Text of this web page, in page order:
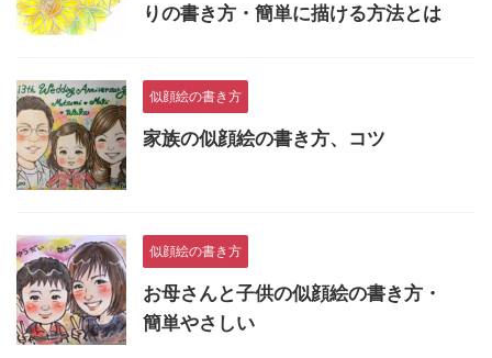
りの書き方・簡単に描ける方法とは
似顔絵の書き方
家族の似顔絵の書き方、コツ
似顔絵の書き方
お母さんと子供の似顔絵の書き方・
簡単やさしい